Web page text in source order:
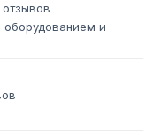
оборудованием и